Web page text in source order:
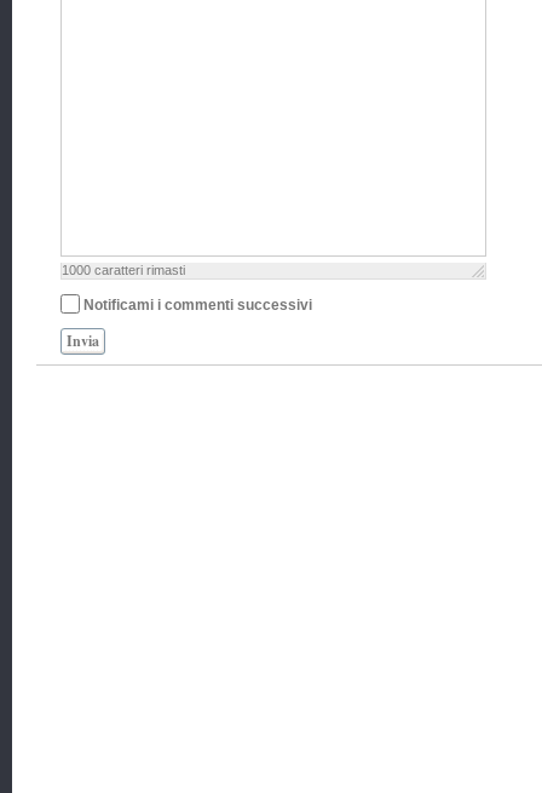
1000 caratteri rimasti
Notificami i commenti successivi
Invia